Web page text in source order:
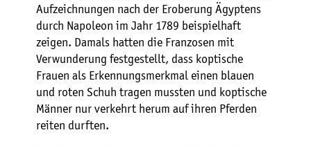
Aufzeichnungen nach der Eroberung Ägyptens
durch Napoleon im Jahr 1789 beispielhaft
zeigen. Damals hatten die Franzosen mit
Verwunderung festgestellt, dass koptische
Frauen als Erkennungsmerkmal einen blauen
und roten Schuh tragen mussten und koptische
Männer nur verkehrt herum auf ihren Pferden
reiten durften.